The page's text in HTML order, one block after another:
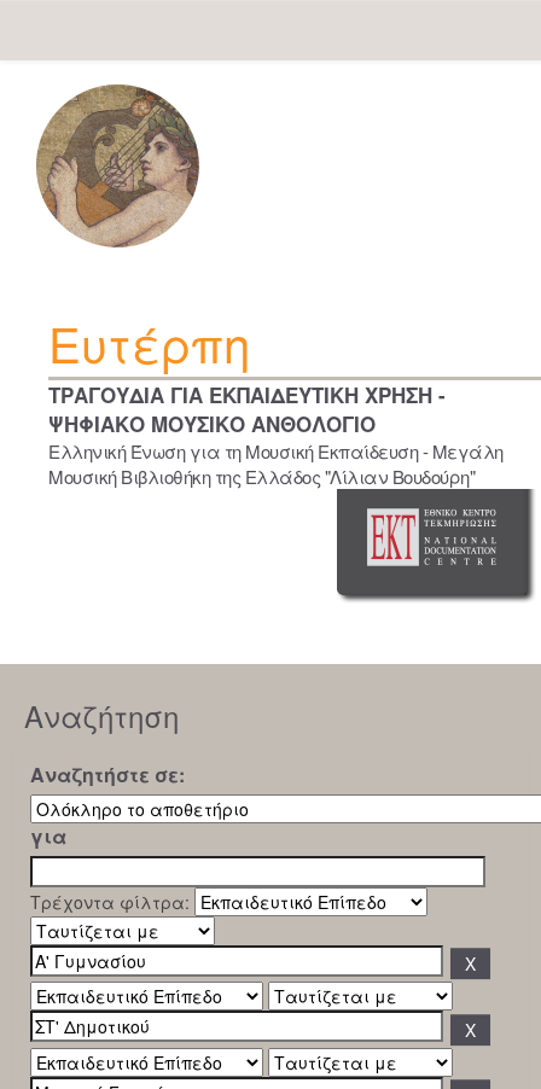
navigation
Ευτέρπη
ΤΡΑΓΟΥΔΙΑ ΓΙΑ ΕΚΠΑΙΔΕΥΤΙΚΗ ΧΡΗΣΗ -
ΨΗΦΙΑΚΟ ΜΟΥΣΙΚΟ ΑΝΘΟΛΟΓΙΟ
Ελληνική Ένωση για τη Μουσική Εκπαίδευση - Μεγάλη
Μουσική Βιβλιοθήκη της Ελλάδος "Λίλιαν Βουδούρη"
Αναζήτηση
Αναζητήστε σε:
για
Τρέχοντα φίλτρα: